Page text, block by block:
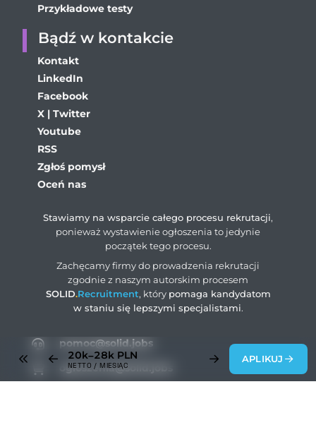
20k–28k PLN
NETTO / MIESIĄC
APLIKUJ
pomoc@solid.jobs
ogloszenia@solid.jobs
Przykładowe testy
Bądź w kontakcie
Kontakt
LinkedIn
Facebook
X | Twitter
Youtube
RSS
Zgłoś pomysł
Oceń nas
Stawiamy na wsparcie całego procesu rekrutacji,
ponieważ wystawienie ogłoszenia to jedynie
początek tego procesu.
Zachęcamy firmy do prowadzenia rekrutacji
zgodnie z naszym autorskim procesem
SOLID.Recruitment, który pomaga kandydatom
w staniu się lepszymi specjalistami.